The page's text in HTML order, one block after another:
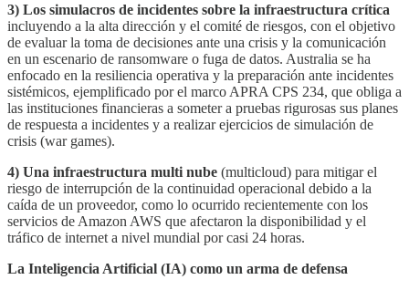
3) Los simulacros de incidentes sobre la infraestructura crítica
incluyendo a la alta dirección y el comité de riesgos, con el objetivo
de evaluar la toma de decisiones ante una crisis y la comunicación
en un escenario de ransomware o fuga de datos. Australia se ha
enfocado en la resiliencia operativa y la preparación ante incidentes
sistémicos, ejemplificado por el marco APRA CPS 234, que obliga a
las instituciones financieras a someter a pruebas rigurosas sus planes
de respuesta a incidentes y a realizar ejercicios de simulación de
crisis (war games).
4) Una infraestructura multi nube (multicloud) para mitigar el
riesgo de interrupción de la continuidad operacional debido a la
caída de un proveedor, como lo ocurrido recientemente con los
servicios de Amazon AWS que afectaron la disponibilidad y el
tráfico de internet a nivel mundial por casi 24 horas.
La Inteligencia Artificial (IA) como un arma de defensa